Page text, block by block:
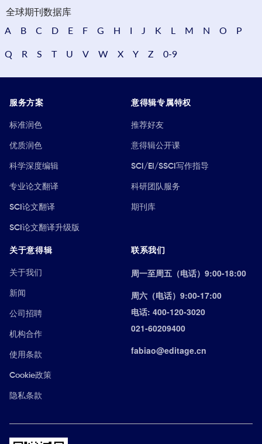
全球期刊数据库
A
B C D E F G H I J K L M N O P
Q R S T U V W X Y Z 0-9